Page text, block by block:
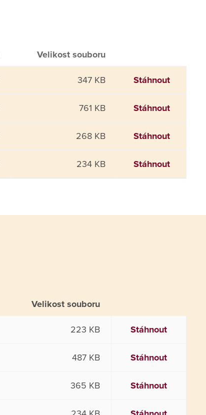
Velikost souboru
347 KB Stáhnout
761 KB Stáhnout
268 KB Stáhnout
234 KB Stáhnout
Velikost souboru
223 KB Stáhnout
487 KB Stáhnout
365 KB Stáhnout